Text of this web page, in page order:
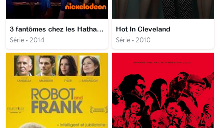
3 fantômes chez les Hathaway
Série • 2014
Hot In Cleveland
Série • 2010